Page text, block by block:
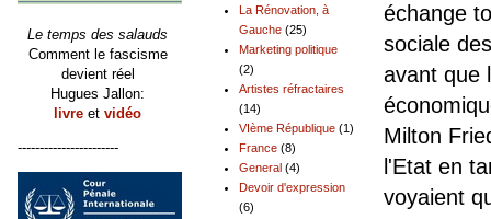
échange
sociale
avant que
Milton
l'Etat en
voyaient
La Rénovation, à
Gauche (25)
Marketing politique
(2)
Artistes réfractaires
(14)
VIème République (1)
France (8)
General (4)
Devoir d'expression
(6)
Le temps des salauds
Comment le fascisme
devient réel
Hugues Jallon:
livre et vidéo
-----------------------